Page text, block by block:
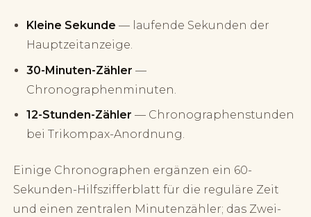
Kleine Sekunde — laufende Sekunden der
Hauptzeitanzeige.
30-Minuten-Zähler —
Chronographenminuten.
12-Stunden-Zähler — Chronographenstunden
bei Trikompax-Anordnung.
Einige Chronographen ergänzen ein 60-
Sekunden-Hilfszifferblatt für die reguläre Zeit
und einen zentralen Minutenzähler; das Zwei-